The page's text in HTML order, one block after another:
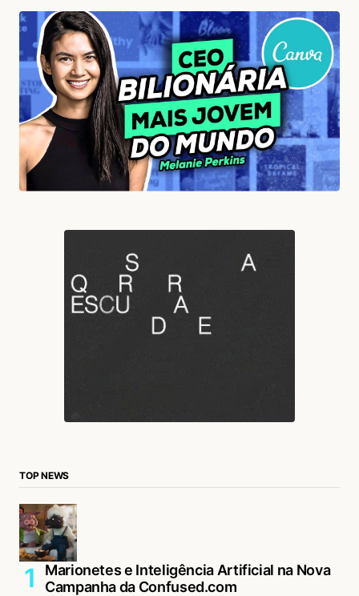
TOP NEWS
Marionetes e Inteligência Artificial na Nova
Campanha da Confused.com